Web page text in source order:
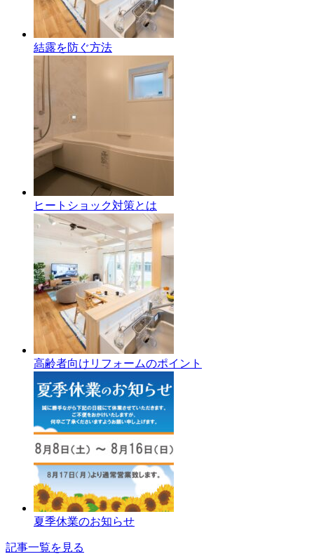
結露を防ぐ方法
ヒートショック対策とは
高齢者向けリフォームのポイント
夏季休業のお知らせ
記事一覧を見る